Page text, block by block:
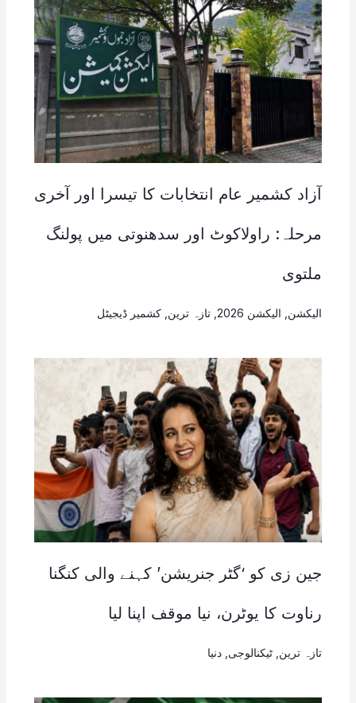
آزاد کشمیر عام انتخابات کا تیسرا اور آخری
مرحلہ: راولاکوٹ اور سدھنوتی میں پولنگ
ملتوی
الیکشن الیکشن 2026 , تازہ ترین کشمیر ڈیجیٹل
جین زی کو ‘گٹر جنریشن’ کہنے والی کنگنا
رناوت کا یوٹرن، نیا موقف اپنا لیا
تازہ ترین ٹیکنالوجی دنیا